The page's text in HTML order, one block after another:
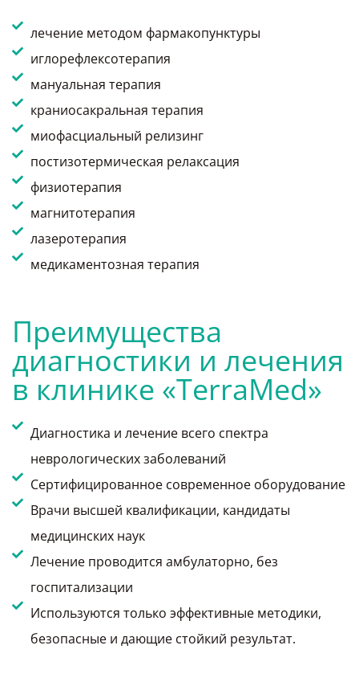
лечение методом фармакопунктуры
иглорефлексотерапия
мануальная терапия
краниосакральная терапия
миофасциальный релизинг
постизотермическая релаксация
физиотерапия
магнитотерапия
лазеротерапия
медикаментозная терапия
Преимущества
диагностики и лечения
в клинике «TerraMed»
Диагностика и лечение всего спектра
неврологических заболеваний
Сертифицированное современное оборудование
Врачи высшей квалификации, кандидаты
медицинских наук
Лечение проводится амбулаторно, без
госпитализации
Используются только эффективные методики,
безопасные и дающие стойкий результат.